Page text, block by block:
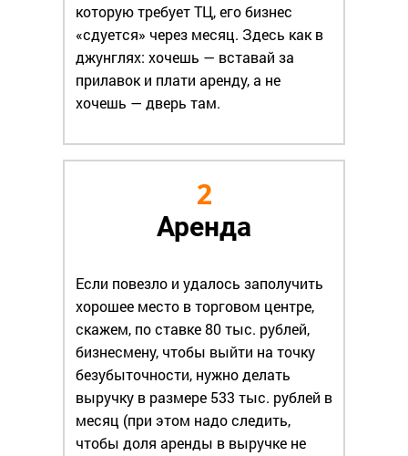
которую требует ТЦ, его бизнес
«сдуется» через месяц. Здесь как в
джунглях: хочешь — вставай за
прилавок и плати аренду, а не
хочешь — дверь там.
2
Аренда
Если повезло и удалось заполучить
хорошее место в торговом центре,
скажем, по ставке 80 тыс. рублей,
бизнесмену, чтобы выйти на точку
безубыточности, нужно делать
выручку в размере 533 тыс. рублей в
месяц (при этом надо следить,
чтобы доля аренды в выручке не